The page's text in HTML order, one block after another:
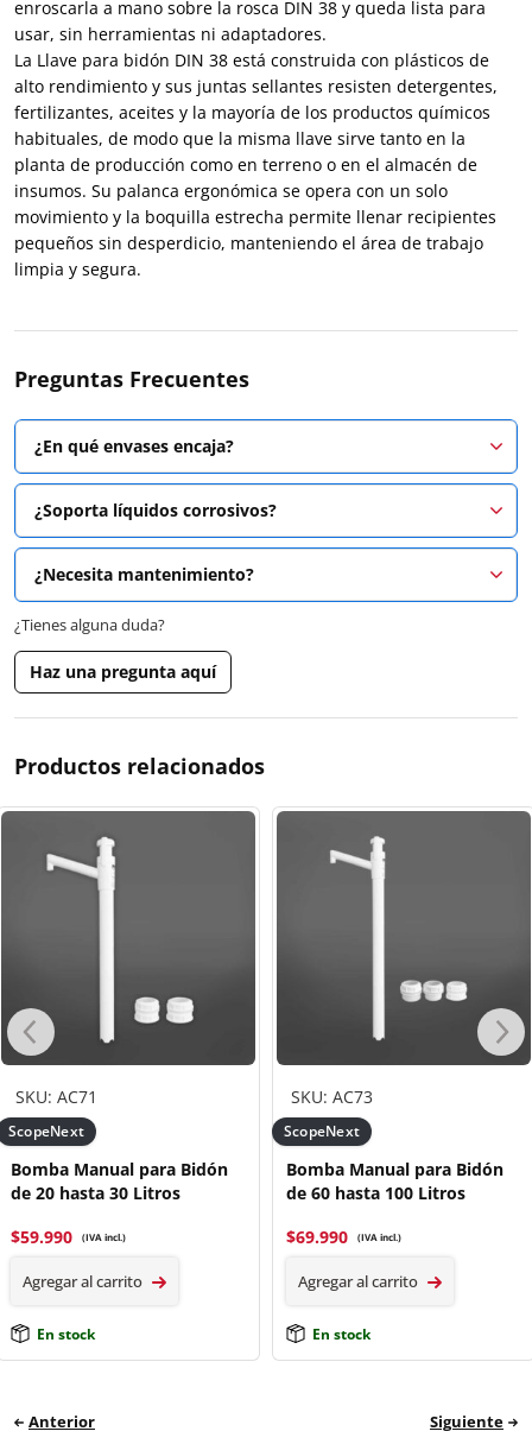
enroscarla a mano sobre la rosca DIN 38 y queda lista para
usar, sin herramientas ni adaptadores.
La Llave para bidón DIN 38 está construida con plásticos de
alto rendimiento y sus juntas sellantes resisten detergentes,
fertilizantes, aceites y la mayoría de los productos químicos
habituales, de modo que la misma llave sirve tanto en la
planta de producción como en terreno o en el almacén de
insumos. Su palanca ergonómica se opera con un solo
movimiento y la boquilla estrecha permite llenar recipientes
pequeños sin desperdicio, manteniendo el área de trabajo
limpia y segura.
Preguntas Frecuentes
¿En qué envases encaja?
¿Soporta líquidos corrosivos?
¿Necesita mantenimiento?
¿Tienes alguna duda?
Haz una pregunta aquí
Productos relacionados
SKU: AC71
ScopeNext
Bomba Manual para Bidón
de 20 hasta 30 Litros
$59.990 (IVA incl.)
Agregar al carrito
En stock
SKU: AC73
ScopeNext
Bomba Manual para Bidón
de 60 hasta 100 Litros
$69.990 (IVA incl.)
Agregar al carrito
En stock
Anterior Siguiente